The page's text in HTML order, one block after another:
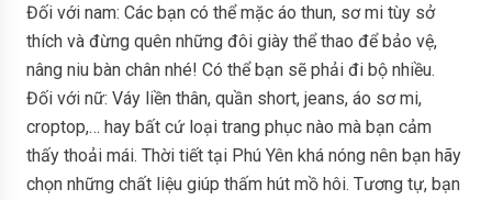
Đối với nam: Các bạn có thể mặc áo thun, sơ mi tùy sở
thích và đừng quên những đôi giày thể thao để bảo vệ,
nâng niu bàn chân nhé! Có thể bạn sẽ phải đi bộ nhiều.
Đối với nữ: Váy liền thân, quần short, jeans, áo sơ mi,
croptop,… hay bất cứ loại trang phục nào mà bạn cảm
thấy thoải mái. Thời tiết tại Phú Yên khá nóng nên bạn hãy
chọn những chất liệu giúp thấm hút mồ hôi. Tương tự, bạn